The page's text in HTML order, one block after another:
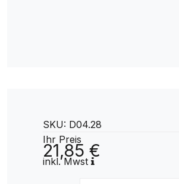
SKU: D04.28
Ihr Preis
21,85 €
inkl. Mwst